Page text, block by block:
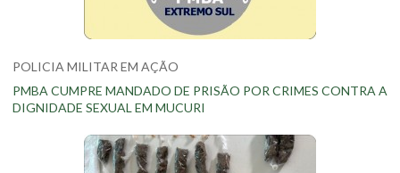
POLICIA MILITAR EM AÇÃO
PMBA CUMPRE MANDADO DE PRISÃO POR CRIMES CONTRA A
DIGNIDADE SEXUAL EM MUCURI